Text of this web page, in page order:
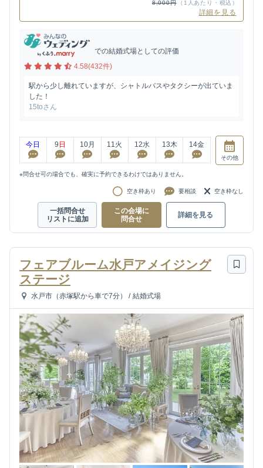
8,000円 （1人あたり・税込）
詳細を見る
での結婚式場としての評価
4.58(432件)
駅から少し離れていますが、シャトルバスやタクシーが出ていま
した！
15toさん
今日 9 日 10月 11火 12水 13木 14金
その他
※問合せ可の場合でも、確実に予約できるわけではありません。
空き枠あり 要相談 空き枠なし
一括問合せ
リストに追加
この会場に
問合せ
詳細を見る
フェアブルーム水戸アメイジング
ステージ
水戸市（赤塚駅から車で7分） / 結婚式場